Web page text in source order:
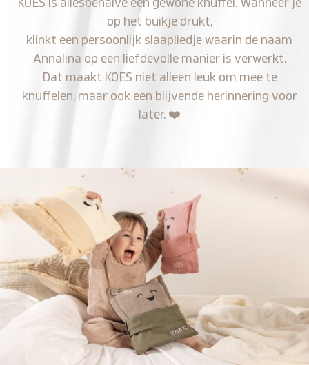
KOES is allesbehalve een gewone knuffel. Wanneer je
op het buikje drukt,
klinkt een persoonlijk slaapliedje waarin de naam
Annalina op een liefdevolle manier is verwerkt.
Dat maakt KOES niet alleen leuk om mee te
knuffelen, maar ook een blijvende herinnering voor
later. ❤️